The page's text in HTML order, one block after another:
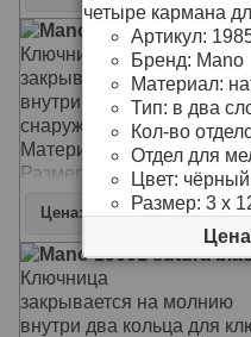
Mano 19904 black
Ключница
закрывается на молнию
внутри два кольца для
снаружи на задней
Материал: натуральная
Размер: 2 x 7 x 11.5 см
Цена: 1`940Р
Mano 19001 sutura
Ключница
закрывается на молнию
внутри два кольца для
четыре кармана
Артикул:
Бренд: Mano
Материал:
Тип: в два
Кол-во
Отдел для
Цвет: чёрный
Размер: 3 x